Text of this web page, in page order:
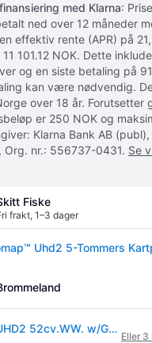
med Klarna:
ned over 12 måneder
effektiv rente (APR) på
101.12 NOK. Dette
og en siste betaling på
kan være nødvendig.
over 18 år. Forutsetter
er 250 NOK og
Klarna Bank AB
Org. nr.: 556737-0431. Se
Fiske
frakt, 1–3 dager
Uhd2 5-Tommers
ECHOMAP UHD2 52cv.WW. w/GT20 xdcr
Eller 3